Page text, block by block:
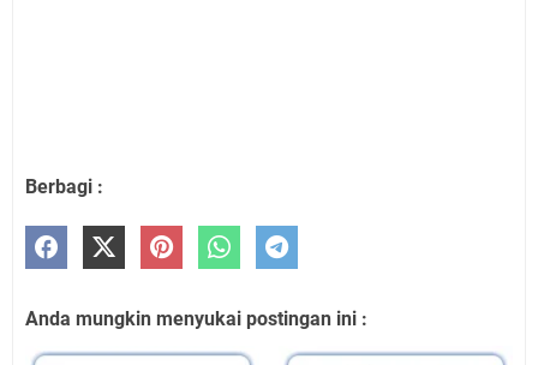
Berbagi :
Anda mungkin menyukai postingan ini :